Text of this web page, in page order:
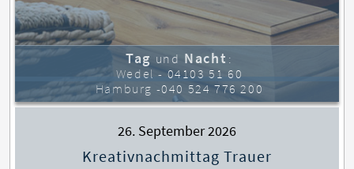
Tag und Nacht :
Wedel - 04103 51 60
Hamburg -040 524 776 200
26. September 2026
Kreativnachmittag Trauer